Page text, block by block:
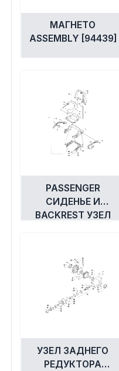
МАГНЕТО
ASSEMBLY [94439]
PASSENGER
СИДЕНЬЕ И
BACKREST УЗЕЛ
УЗЕЛ ЗАДНЕГО
РЕДУКТОРА